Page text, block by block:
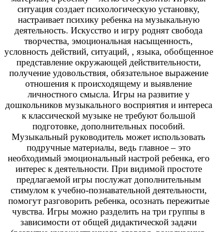
ситуация создает психологическую установку,
настраивает психику ребенка на музыкальную
деятельность. Искусство и игру роднят свобода
творчества, эмоциональная насыщенность,
условность действий, ситуаций, , языка, обобщенное
представление окружающей действительности,
получение удовольствия, обязательное выражение
отношения к происходящему и выявление
личностного смысла. Игры на развитие у
дошкольников музыкального восприятия и интереса
к классической музыке не требуют большой
подготовке, дополнительных пособий.
Музыкальный руководитель может использовать
подручные материалы, ведь главное – это
необходимый эмоциональный настрой ребенка, его
интерес к деятельности. При видимой простоте
предлагаемой игры послужат дополнительным
стимулом к учебно-познавательной деятельности,
помогут разговорить ребенка, осознать пережитые
чувства. Игры можно разделить на три группы в
зависимости от общей дидактической задачи